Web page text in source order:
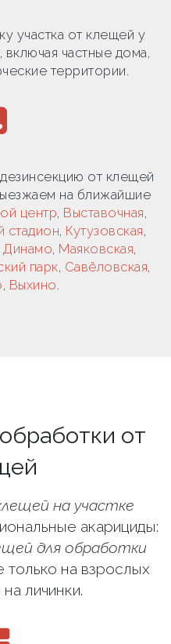
участка от клещей у
частные дома,
территории.
от клещей
на ближайшие
центр, Выставочная,
стадион, Кутузовская,
Динамо, Маяковская,
парк, Савёловская,
, Выхино.
от
на участке
акарициды:
для обработки
на взрослых
личинки.